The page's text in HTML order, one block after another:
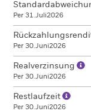
Per 31.Juli2026
Per 30.Juni2026
Realverzinsung
Per 30.Juni2026
Restlaufzeit
Per 30.Juni2026